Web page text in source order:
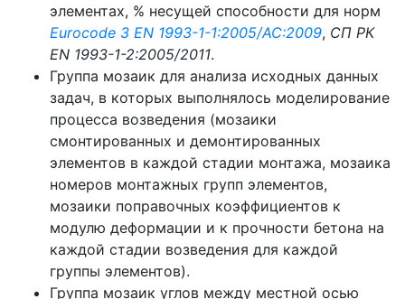
элементах, % несущей способности для норм
Eurocode 3 EN 1993-1-1:2005/AC:2009, СП РК
EN 1993-1-2:2005/2011.
Группа мозаик для анализа исходных данных
задач, в которых выполнялось моделирование
процесса возведения (мозаики
смонтированных и демонтированных
элементов в каждой стадии монтажа, мозаика
номеров монтажных групп элементов,
мозаики поправочных коэффициентов к
модулю деформации и к прочности бетона на
каждой стадии возведения для каждой
группы элементов).
Группа мозаик углов между местной осью